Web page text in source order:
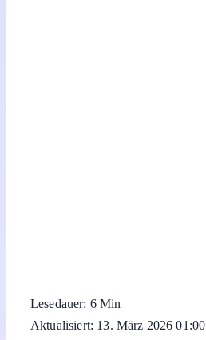
Lesedauer: 6 Min
Aktualisiert: 13. März 2026 01:00